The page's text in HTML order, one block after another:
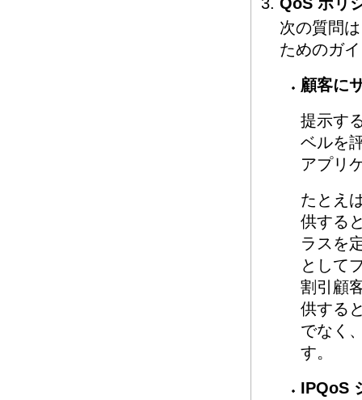
次の質問
ためのガ
顧客に
提示す
ベルを
アプリ
たとえ
供する
ラスを
として
割引顧
供する
でなく
す。
IPQoS